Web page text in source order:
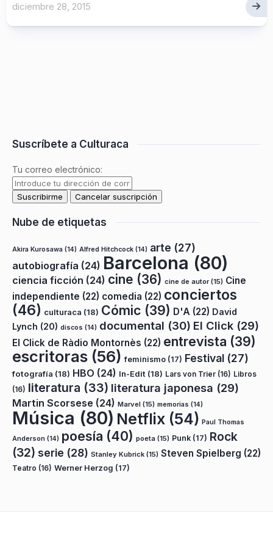
diciembre 28, 2015
Suscríbete a Culturaca
Tu correo electrónico:
Nube de etiquetas
Akira Kurosawa (14) Alfred Hitchcock (14) arte (27)
autobiografía (24) Barcelona (80)
ciencia ficción (24) cine (36) cine de autor(15) Cine
independiente (22) comedia (22) conciertos
(46) culturaca (18) Cómic (39) D'A (22) David
Lynch (20) discos (14) documental (30) El Click (29)
El Click de Ràdio Montornès (22) entrevista (39)
escritoras (56) feminismo (17) Festival (27)
fotografía (18) HBO (24) In-Edit (18) Lars von Trier (16) Libros
(16) literatura (33) literatura japonesa (29)
Martin Scorsese (24) Marvel (15) memorias (14)
Música (80) Netflix (54) Paul Thomas
Anderson (14) poesía (40) poeta (15) Punk (17) Rock
(32) serie (28) Stanley Kubrick (15) Steven Spielberg (22)
Teatro (16) Werner Herzog (17)